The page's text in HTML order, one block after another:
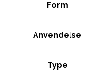
Form
Anvendelse
Type